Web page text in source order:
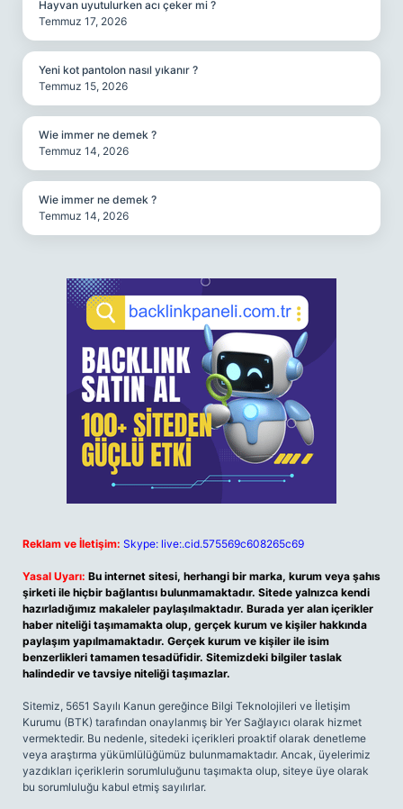
Hayvan uyutulurken acı çeker mi ?
Temmuz 17, 2026
Yeni kot pantolon nasıl yıkanır ?
Temmuz 15, 2026
Wie immer ne demek ?
Temmuz 14, 2026
Wie immer ne demek ?
Temmuz 14, 2026
Reklam ve İletişim: Skype: live:.cid.575569c608265c69
Yasal Uyarı: Bu internet sitesi, herhangi bir marka, kurum veya şahıs
şirketi ile hiçbir bağlantısı bulunmamaktadır. Sitede yalnızca kendi
hazırladığımız makaleler paylaşılmaktadır. Burada yer alan içerikler
haber niteliği taşımamakta olup, gerçek kurum ve kişiler hakkında
paylaşım yapılmamaktadır. Gerçek kurum ve kişiler ile isim
benzerlikleri tamamen tesadüfidir. Sitemizdeki bilgiler taslak
halindedir ve tavsiye niteliği taşımazlar.
Sitemiz, 5651 Sayılı Kanun gereğince Bilgi Teknolojileri ve İletişim
Kurumu (BTK) tarafından onaylanmış bir Yer Sağlayıcı olarak hizmet
vermektedir. Bu nedenle, sitedeki içerikleri proaktif olarak denetleme
veya araştırma yükümlülüğümüz bulunmamaktadır. Ancak, üyelerimiz
yazdıkları içeriklerin sorumluluğunu taşımakta olup, siteye üye olarak
bu sorumluluğu kabul etmiş sayılırlar.